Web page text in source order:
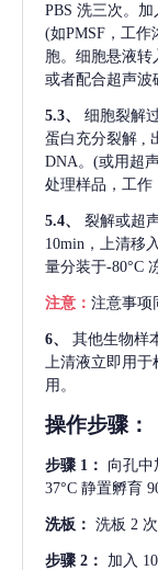
PBS 洗三次。
(如PMSF，工作
胞。细胞悬液转
或者配合超声波
5.3、
细胞裂解
蛋白充分裂解
,
DNA。(或用超
处理样品，工作
5.4、 裂解或超
10min，上清移
量分装于-80°C
注意： 注意事项
6、 其他生物样
上清液立即用
用。
操作步骤：
步骤 1： 向孔中
37°C 静置孵育
洗板： 洗板 2
步骤 2： 加入